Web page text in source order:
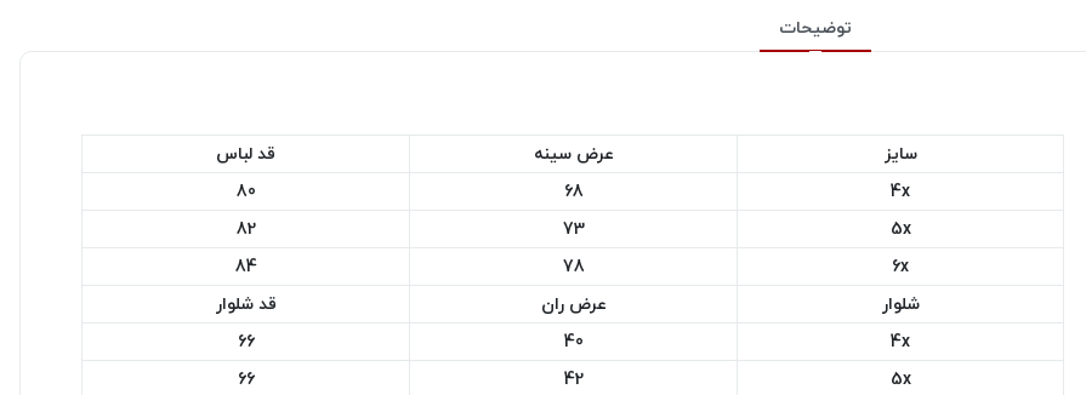
توضیحات
سایز
عرض سینه
قد لباس
4x
68
80
5x
73
82
6x
78
84
شلوار
عرض ران
قد شلوار
4x
40
66
5x
42
66